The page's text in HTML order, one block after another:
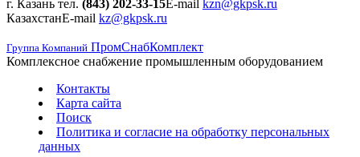
г. Казань тел. (843) 202-33-15E-mail kzn@gkpsk.ru
КазахстанE-mail kz@gkpsk.ru
Группа Компаний ПромСнабКомплект
Комплексное снабжение промышленным оборудованием
Контакты
Карта сайта
Поиск
Политика и согласие на обработку персональных
данных